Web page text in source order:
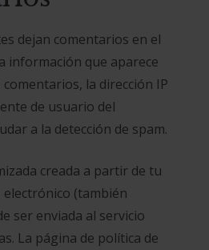
dejan comentarios en el
información que aparece
la dirección IP
de usuario del
a la detección de spam.
creada a partir de tu
(también
ser enviada al servicio
La página de política de